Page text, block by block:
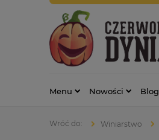
Menu Nowości Blog
Winiarstwo